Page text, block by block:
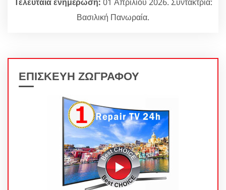
Βασιλική Πανωραία.
ΕΠΙΣΚΕΥΗ ΖΩΓΡΑΦΟΥ